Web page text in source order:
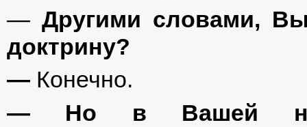
— Другими словами,
доктрину?
— Конечно.
— Но в Вашей